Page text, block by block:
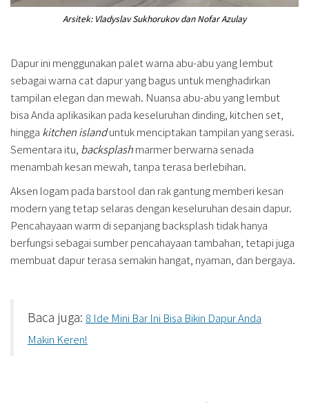
Arsitek: Vladyslav Sukhorukov dan Nofar Azulay
Dapur ini menggunakan palet warna abu-abu yang lembut
sebagai warna cat dapur yang bagus untuk menghadirkan
tampilan elegan dan mewah. Nuansa abu-abu yang lembut
bisa Anda aplikasikan pada keseluruhan dinding, kitchen set,
hingga kitchen islanduntuk menciptakan tampilan yang serasi.
Sementara itu, backsplashmarmer berwarna senada
menambah kesan mewah, tanpa terasa berlebihan.
Aksen logam pada barstool dan rak gantung memberi kesan
modern yang tetap selaras dengan keseluruhan desain dapur.
Pencahayaan warm di sepanjang backsplash tidak hanya
berfungsi sebagai sumber pencahayaan tambahan, tetapi juga
membuat dapur terasa semakin hangat, nyaman, dan bergaya.
Baca juga: 8 Ide Mini Bar Ini Bisa Bikin Dapur Anda
Makin Keren!